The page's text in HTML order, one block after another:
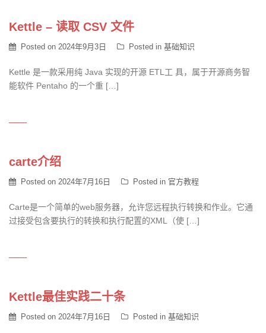
Kettle – 读取 CSV 文件
Posted on 2024年9月3日 Posted in 基础知识
Kettle 是一款采用纯 Java 实现的开源 ETL工 具，属于开源商务智
能软件 Pentaho 的一个重 […]
carte介绍
Posted on 2024年7月16日 Posted in 官方教程
Carte是一个简单的web服务器，允许您远程执行转换和作业。它通
过接受包含要执行的转换和执行配置的XML（使 […]
Kettle最佳实践二十条
Posted on 2024年7月16日 Posted in 基础知识